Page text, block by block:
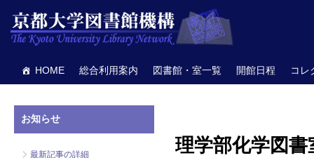
HOME 総合利用案内 図書館・室一覧 開館日程 コレ
理学部化学図
お知らせ
最新記事の詳細